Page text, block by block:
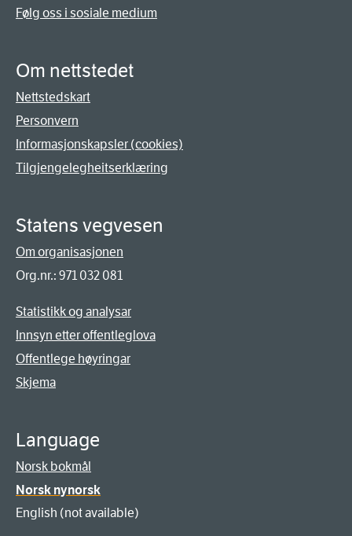
Følg oss i sosiale medium
Om nettstedet
Nettstedskart
Personvern
Informasjonskapsler (cookies)
Tilgjengelegheitserklæring
Statens vegvesen
Om organisasjonen
Org.nr.: 971 032 081
Statistikk og analysar
Innsyn etter offentleglova
Offentlege høyringar
Skjema
Language
Norsk bokmål
Norsk nynorsk
English (not available)